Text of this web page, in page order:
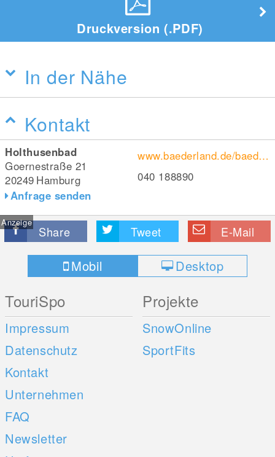
Druckversion (.PDF)
In der Nähe
Kontakt
Holthusenbad
Goernestraße 21
20249 Hamburg
Anfrage senden
www.baederland.de/baeder/alle-baeder/holthusenbad/
040 188890
Anzeige
Share Tweet E-Mail
Mobil Desktop
TouriSpo
Impressum
Datenschutz
Kontakt
Unternehmen
FAQ
Newsletter
Projekte
SnowOnline
SportFits